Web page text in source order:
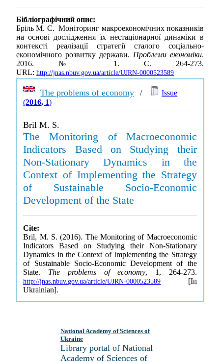
Бібліографічний опис:
Бріль М. С. Моніторинг макроекономічних показників
на основі дослідження їх нестаціонарної динаміки в
контексті реалізації стратегії сталого соціально-
економічного розвитку держави. Проблеми економіки.
2016. № 1. С. 264-273.
URL: http://jnas.nbuv.gov.ua/article/UJRN-0000523589
The problems of economy /
Issue
(2016, 1)
Bril M. S.
The Monitoring of Macroeconomic
Indicators Based on Studying their
Non-Stationary Dynamics in the
Context of Implementing the Strategy
of Sustainable Socio-Economic
Development of the State
Cite:
Bril, M. S. (2016). The Monitoring of Macroeconomic
Indicators Based on Studying their Non-Stationary
Dynamics in the Context of Implementing the Strategy
of Sustainable Socio-Economic Development of the
State. The problems of economy, 1, 264-273.
http://jnas.nbuv.gov.ua/article/UJRN-0000523589 [In
Ukrainian].
National Academy of Sciences of
Ukraine
Library portal of National
Academy of Sciences of